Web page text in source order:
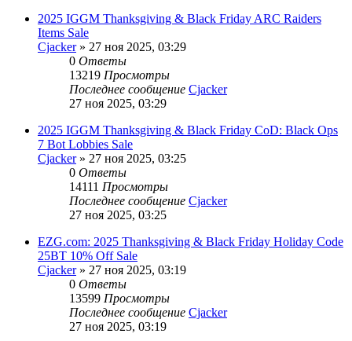
2025 IGGM Thanksgiving & Black Friday ARC Raiders
Items Sale
Cjacker» 27 ноя 2025, 03:29
0 Ответы
13219 Просмотры
Последнее сообщение Cjacker
27 ноя 2025, 03:29
2025 IGGM Thanksgiving & Black Friday CoD: Black Ops
7 Bot Lobbies Sale
Cjacker» 27 ноя 2025, 03:25
0 Ответы
14111 Просмотры
Последнее сообщение Cjacker
27 ноя 2025, 03:25
EZG.com: 2025 Thanksgiving & Black Friday Holiday Code
25BT 10% Off Sale
Cjacker» 27 ноя 2025, 03:19
0 Ответы
13599 Просмотры
Последнее сообщение Cjacker
27 ноя 2025, 03:19